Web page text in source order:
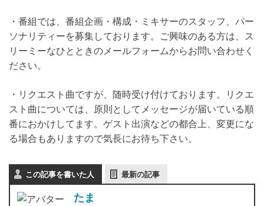
・番組では、番組企画・構成・ミキサーのスタッフ、パー
ソナリティーを募集しております。ご興味のある方は、ス
リーミーなひとときのメールフォームからお問い合わせく
ださい。
・リクエスト曲ですが、随時受け付けております。リクエ
スト曲については、原則としてメッセージが届いている順
番におかけしてます。ゲスト出演などの都合上、変更にな
る場合もありますので気長にお待ち下さい。
この記事を書いた人 最新の記事
たま